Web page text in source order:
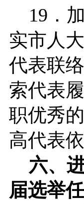
19．
实市人
代表联
索代表
职优秀
高代表
六、
届选举